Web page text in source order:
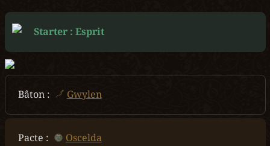
Starter : Esprit
Bâton : Gwylen
Pacte : Oscelda